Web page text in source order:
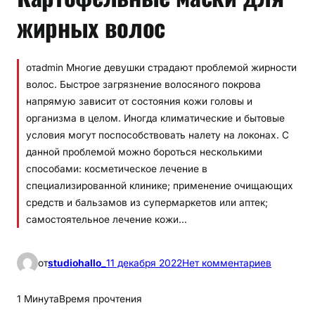
жирных волос
отadmin Многие девушки страдают проблемой жирности
волос. Быстрое загрязнение волосяного покрова
напрямую зависит от состояния кожи головы и
организма в целом. Иногда климатические и бытовые
условия могут поспособствовать налету на локонах. С
данной проблемой можно бороться несколькими
способами: косметическое лечение в
специализированной клинике; применение очищающих
средств и бальзамов из супермаркетов или аптек;
самостоятельное лечение кожи…
отstudiohallo_ 11 декабря 2022Нет комментариев
1 МинутаВремя прочтения